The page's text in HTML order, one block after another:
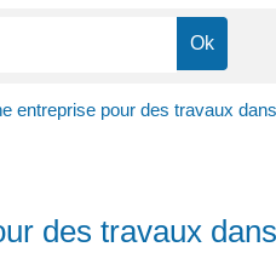
entreprise pour des travaux
des travaux